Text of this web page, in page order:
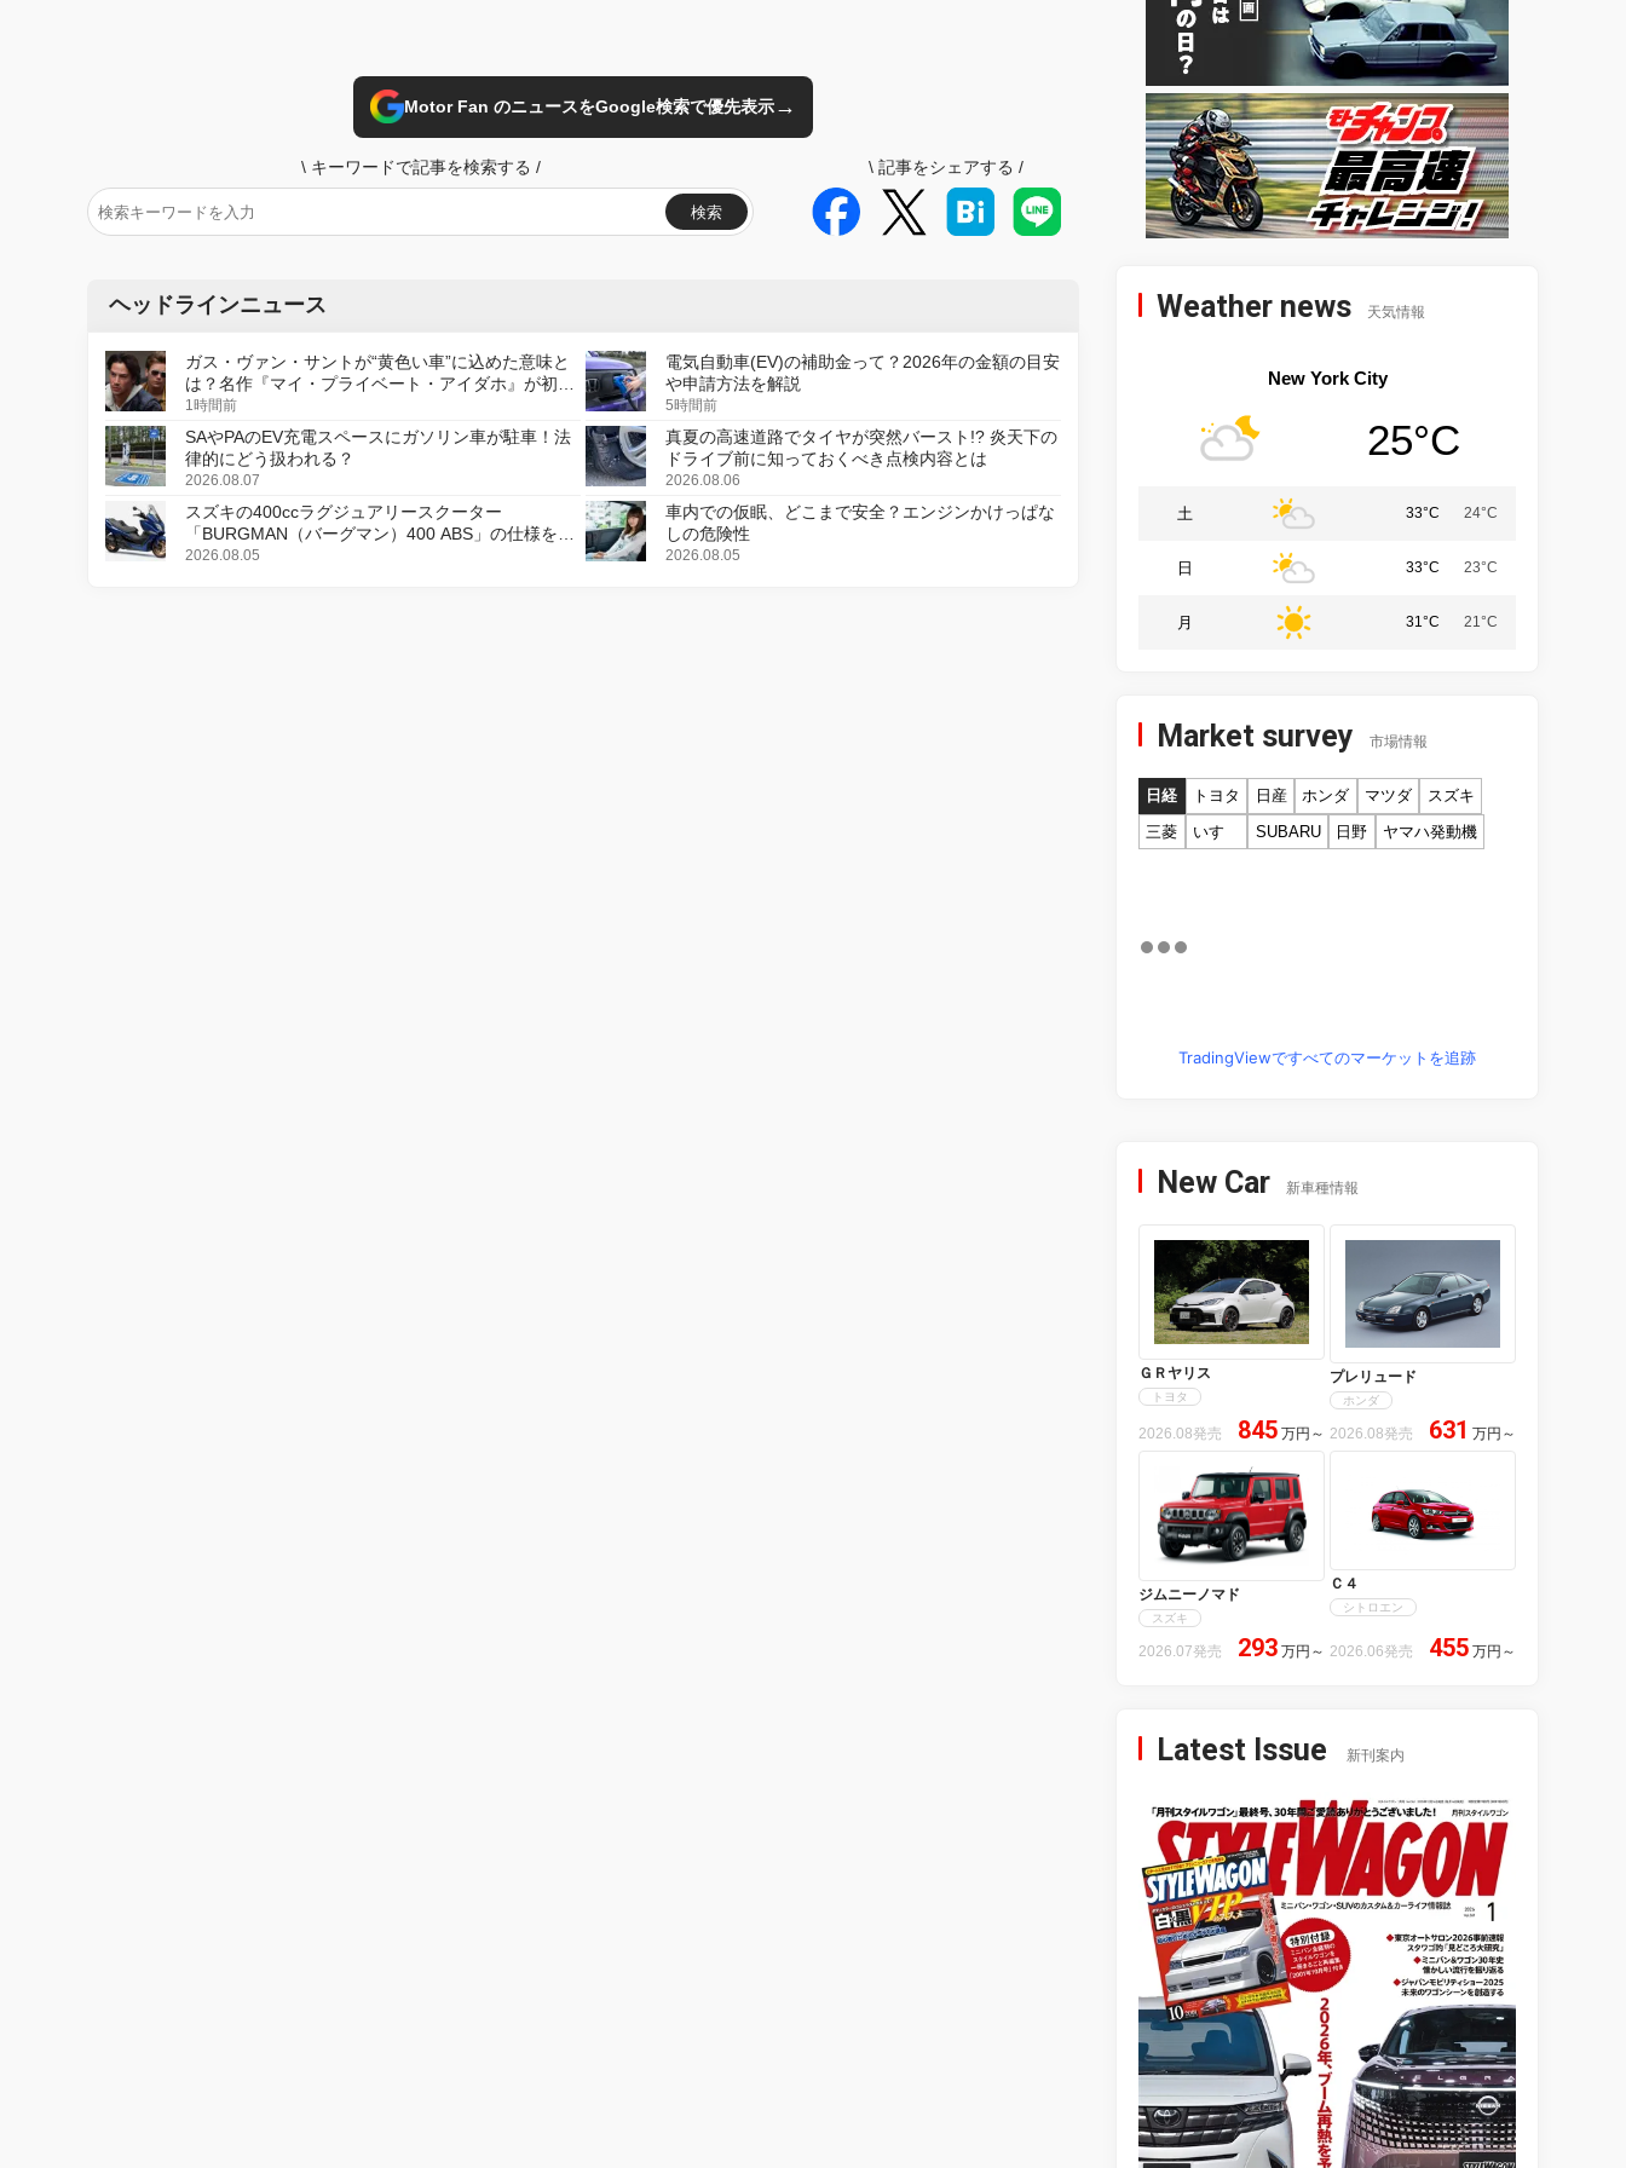
Motor Fan のニュースをGoogle検索で優先表示→
\ キーワードで記事を検索する /
検索
\ 記事をシェアする /
ヘッドラインニュース
ガス・ヴァン・サントが“黄色い車”に込めた意味と
は？名作『マイ・プライベート・アイダホ』が初の
デジタルリマスター版で復活
1時間前
電気自動車(EV)の補助金って？2026年の金額の目安
や申請方法を解説
5時間前
SAやPAのEV充電スペースにガソリン車が駐車！法
律的にどう扱われる？
2026.08.07
真夏の高速道路でタイヤが突然バースト!? 炎天下の
ドライブ前に知っておくべき点検内容とは
2026.08.06
スズキの400ccラグジュアリースクーター
「BURGMAN（バーグマン）400 ABS」の仕様を変
更し、8月18日に発売
2026.08.05
車内での仮眠、どこまで安全？エンジンかけっぱな
しの危険性
2026.08.05
Weather news 天気情報
New York City
25°C
土 33°C 24°C
日 33°C 23°C
月 31°C 21°C
Market survey 市場情報
日経 トヨタ 日産 ホンダ マツダ
スズキ
三菱
いすゞ SUBARU 日野 ヤマハ発動機
TradingViewですべてのマーケットを追跡
New Car 新車種情報
ＧＲヤリス
トヨタ
2026.08発売 845 万円 ～
プレリュード
ホンダ
2026.08発売 631 万円 ～
ジムニーノマド
スズキ
2026.07発売 293 万円 ～
Ｃ４
シトロエン
2026.06発売 455 万円 ～
Latest Issue 新刊案内